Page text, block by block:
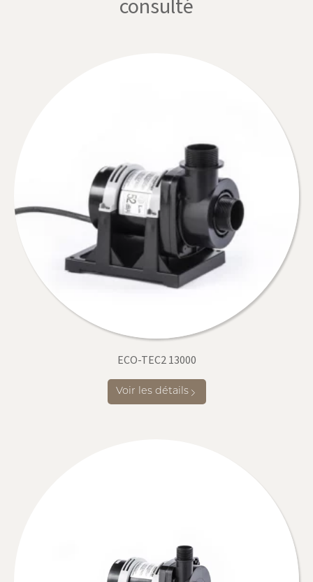
consulté
ECO-TEC2 13000
Voir les détails